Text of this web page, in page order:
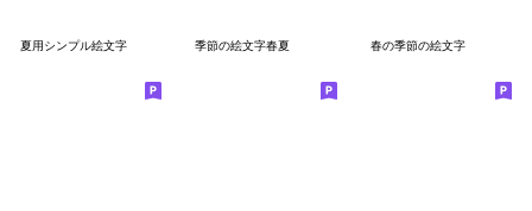
夏用シンプル絵文字 季節の絵文字春夏 春の季節の絵文字